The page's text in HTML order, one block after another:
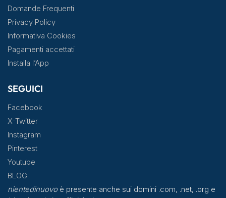
Domande Frequenti
Privacy Policy
Informativa Cookies
Pagamenti accettati
Installa l’App
SEGUICI
Facebook
X-Twitter
Instagram
Pinterest
Youtube
BLOG
nientedinuovoè presente anche sui domini .com, .net, .org e